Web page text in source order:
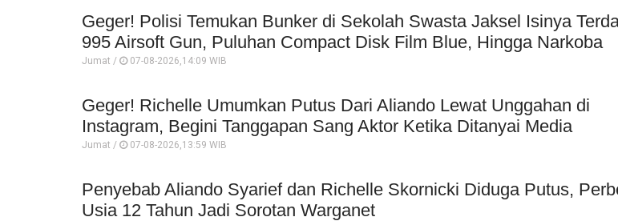
Geger! Polisi Temukan Bunker di Sekolah Swasta Jaksel Isinya
995 Airsoft Gun, Puluhan Compact Disk Film Blue, Hingga Narkoba
Jumat / 07-08-2026,14:09 WIB
Geger! Richelle Umumkan Putus Dari Aliando Lewat Unggahan di
Instagram, Begini Tanggapan Sang Aktor Ketika Ditanyai Media
Jumat / 07-08-2026,13:59 WIB
Penyebab Aliando Syarief dan Richelle Skornicki Diduga Putus,
Usia 12 Tahun Jadi Sorotan Warganet